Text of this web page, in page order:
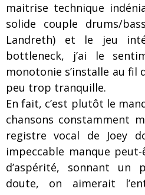
maitrise technique
solide couple drums/
Landreth) et le jeu
bottleneck, j’ai le
monotonie s’installe au fil
peu trop tranquille.
En fait, c’est plutôt le
chansons constamment
registre vocal de Joey
impeccable manque
d’aspérité, sonnant un
doute, on aimerait